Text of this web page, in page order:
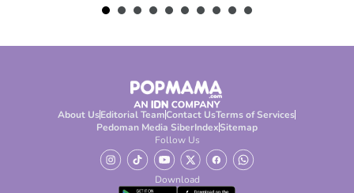
About UsEditorial TeamContact UsTerms of Services
Pedoman Media SiberIndexSitemap
Follow Us
Download